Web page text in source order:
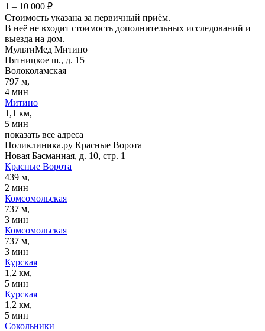
1 – 10 000 ₽
Стоимость указана за первичный приём.
В неё не входит стоимость дополнительных исследований и
выезда на дом.
МультиМед Митино
Пятницкое ш., д. 15
Волоколамская
797 м,
4 мин
Митино
1,1 км,
5 мин
показать все адреса
Поликлиника.ру Красные Ворота
Новая Басманная, д. 10, стр. 1
Красные Ворота
439 м,
2 мин
Комсомольская
737 м,
3 мин
Комсомольская
737 м,
3 мин
Курская
1,2 км,
5 мин
Курская
1,2 км,
5 мин
Сокольники